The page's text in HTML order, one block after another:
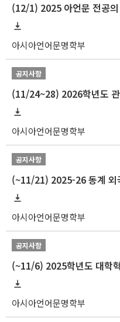
(12/1) 2025 아언문 전공
아시아언어문명학부
공지사항
아시아언어문명학부
공지사항
(~11/21) 2025-26 동계 외
아시아언어문명학부
공지사항
아시아언어문명학부